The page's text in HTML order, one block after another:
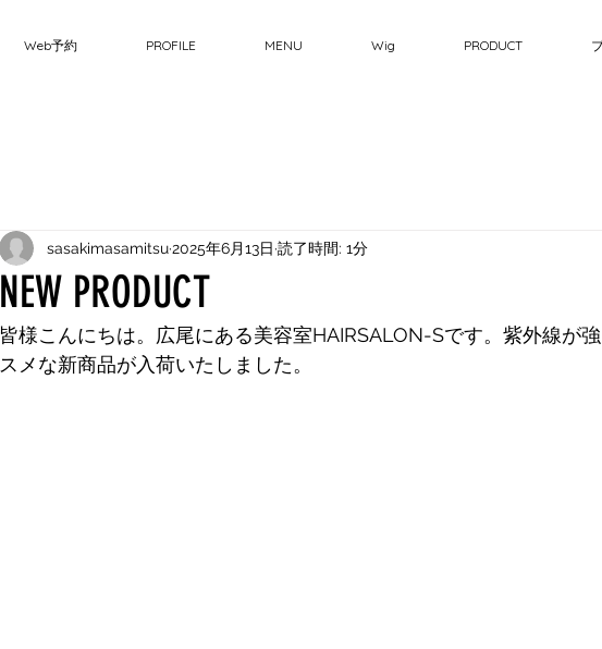
Web予約 PROFILE MENU Wig PRODUCT
NEW PRODUCT
sasakimasamitsu2025年6月13日 読了時間: 1分
皆様こんにちは。広尾にある美容室HAIRSALON-Sです。紫外線が
スメな新商品が入荷いたしました。